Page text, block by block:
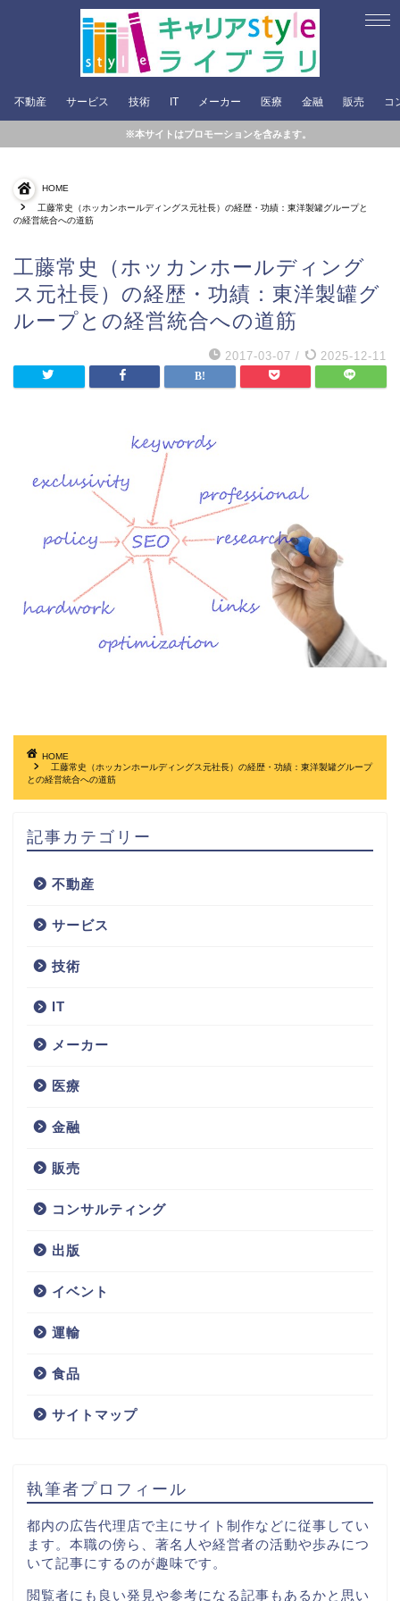
不動産 サービス 技術 IT メーカー 医療 金融 販売 コ
※本サイトはプロモーションを含みます。
HOME
工藤常史（ホッカンホールディングス元社長）の経歴・功績：東洋製罐グループと
の経営統合への道筋
工藤常史（ホッカンホールディング
ス元社長）の経歴・功績：東洋製罐グ
ループとの経営統合への道筋
2017-03-07 / 2025-12-11
HOME
工藤常史（ホッカンホールディングス元社長）の経歴・功績：東洋製罐グループ
との経営統合への道筋
記事カテゴリー
不動産
サービス
技術
IT
メーカー
医療
金融
販売
コンサルティング
出版
イベント
運輸
食品
サイトマップ
執筆者プロフィール
都内の広告代理店で主にサイト制作などに従事してい
ます。本職の傍ら、著名人や経営者の活動や歩みにつ
いて記事にするのが趣味です。
閲覧者にも良い発見や参考になる記事もあるかと思い
イベント